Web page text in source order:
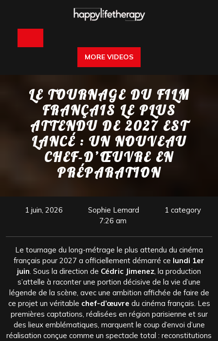
MORE VIDEOS
LE TOURNAGE DU FILM
FRANÇAIS LE PLUS
ATTENDU DE 2027 EST
LANCÉ : UN NOUVEAU
CHEF-D’ŒUVRE EN
PRÉPARATION
1 juin, 2026 Sophie Lemard
1 category
7:26 am
Le tournage du long-métrage le plus attendu du cinéma
français pour 2027 a officiellement démarré ce lundi 1er
juin. Sous la direction de Cédric Jimenez, la production
s’attelle à raconter une portion décisive de la vie d’une
légende de la scène, avec une ambition affichée de faire de
ce projet un véritable chef-d’œuvre du cinéma français. Les
premières captations, réalisées en région parisienne et sur
des lieux emblématiques, marquent le coup d’envoi d’une
réalisation conçue comme un spectacle total : reconstitutions